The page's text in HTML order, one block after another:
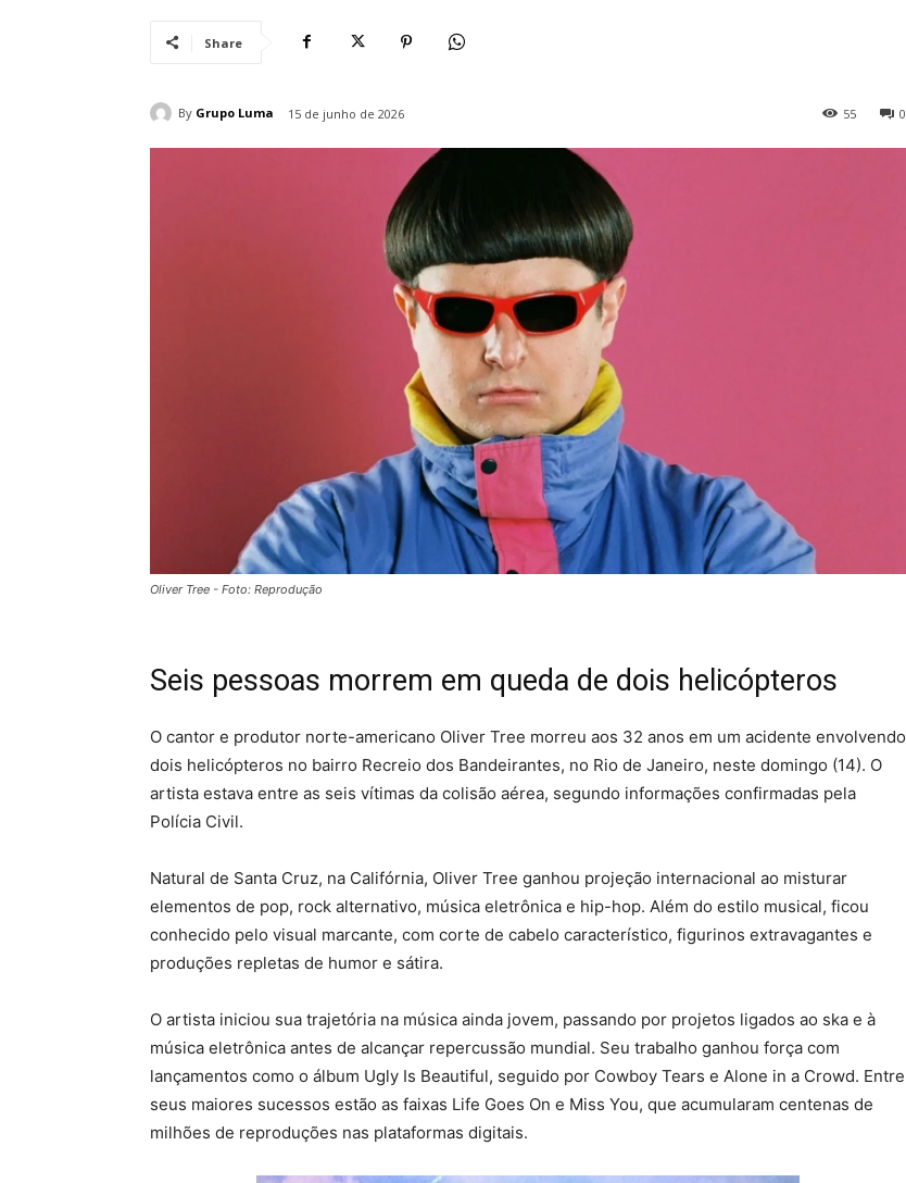
Share
By Grupo Luma 15 de junho de 2026 0
55
Oliver Tree - Foto: Reprodução
Seis pessoas morrem em queda de dois helicópteros
O cantor e produtor norte-americano Oliver Tree morreu aos 32 anos em um acidente envolvendo
dois helicópteros no bairro Recreio dos Bandeirantes, no Rio de Janeiro, neste domingo (14). O
artista estava entre as seis vítimas da colisão aérea, segundo informações confirmadas pela
Polícia Civil.
Natural de Santa Cruz, na Califórnia, Oliver Tree ganhou projeção internacional ao misturar
elementos de pop, rock alternativo, música eletrônica e hip-hop. Além do estilo musical, ficou
conhecido pelo visual marcante, com corte de cabelo característico, figurinos extravagantes e
produções repletas de humor e sátira.
O artista iniciou sua trajetória na música ainda jovem, passando por projetos ligados ao ska e à
música eletrônica antes de alcançar repercussão mundial. Seu trabalho ganhou força com
lançamentos como o álbum Ugly Is Beautiful, seguido por Cowboy Tears e Alone in a Crowd. Entre
seus maiores sucessos estão as faixas Life Goes On e Miss You, que acumularam centenas de
milhões de reproduções nas plataformas digitais.